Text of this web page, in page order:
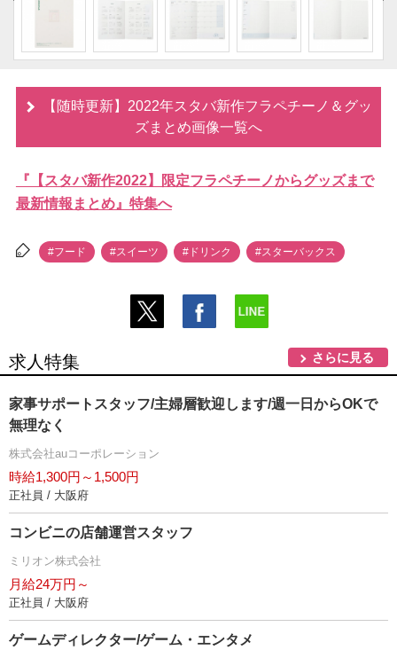
【随時更新】2022年スタバ新作フラペチーノ＆グッ
ズまとめ画像一覧へ
『【スタバ新作2022】限定フラペチーノからグッズまで
最新情報まとめ』特集へ
#フード #スイーツ #ドリンク #スターバックス
求人特集 さらに見る
家事サポートスタッフ/主婦層歓迎します/週一日からOKで
無理なく
株式会社auコーポレーション
時給1,300円～1,500円
正社員 / 大阪府
コンビニの店舗運営スタッフ
ミリオン株式会社
月給24万円～
正社員 / 大阪府
ゲームディレクター/ゲーム・エンタメ